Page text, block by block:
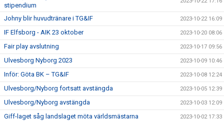
stipendium
Johny blir huvudtränare i TG&IF 2023-10-22 16:09
IF Elfsborg - AIK 23 oktober 2023-10-20 08:06
Fair play avslutning 2023-10-17 09:56
Ulvesborg Nyborg 2023 2023-10-09 10:46
Inför: Göta BK – TG&IF 2023-10-08 12:24
Ulvesborg/Nyborg fortsatt avstängda 2023-10-05 12:39
Ulvesborg/Nyborg avstängda 2023-10-03 12:09
Giff-laget såg landslaget möta världsmästarna 2023-10-02 17:33